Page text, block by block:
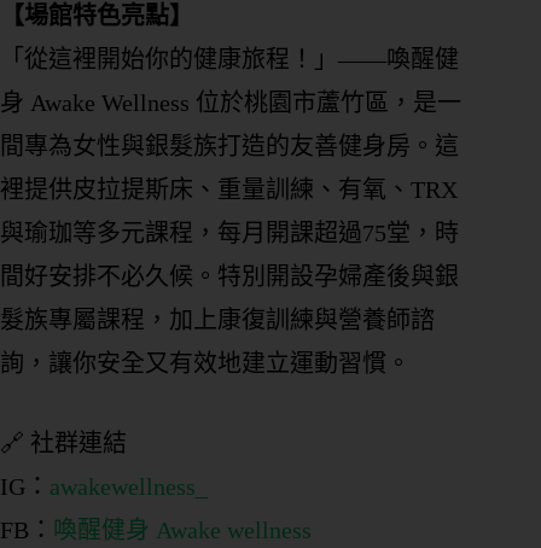
【場館特色亮點】
「從這裡開始你的健康旅程！」——喚醒健
身 Awake Wellness 位於桃園市蘆竹區，是一
間專為女性與銀髮族打造的友善健身房。這
裡提供皮拉提斯床、重量訓練、有氧、TRX
與瑜珈等多元課程，每月開課超過75堂，時
間好安排不必久候。特別開設孕婦產後與銀
髮族專屬課程，加上康復訓練與營養師諮
詢，讓你安全又有效地建立運動習慣。
🔗 社群連結
IG： awakewellness_
FB： 喚醒健身 Awake wellness